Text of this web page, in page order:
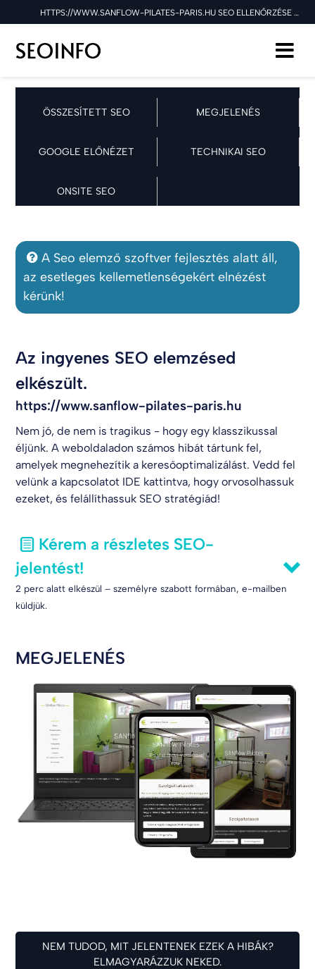
HTTPS://WWW.SANFLOW-PILATES-PARIS.HU SEO ELLENŐRZÉSE A 2025.09.28 NAPON
ÖSSZESÍTETT SEO MEGJELENÉS
GOOGLE ELŐNÉZET TECHNIKAI SEO
ONSITE SEO
A Seo elemző szoftver fejlesztés alatt áll,
az esetleges kellemetlenségekért elnézést
kérünk!
Az ingyenes SEO elemzésed
elkészült.
https://www.sanflow-pilates-paris.hu
Nem jó, de nem is tragikus - hogy egy klasszikussal
éljünk. A weboldaladon számos hibát tártunk fel,
amelyek megnehezítik a keresőoptimalizálást. Vedd fel
velünk a kapcsolatot IDE kattintva, hogy orvosolhassuk
ezeket, és felállíthassuk SEO stratégiád!
Kérem a részletes SEO-
jelentést!
2 perc alatt elkészül – személyre szabott formában, e-mailben
küldjük.
MEGJELENÉS
NEM TUDOD, MIT JELENTENEK EZEK A HIBÁK?
ELMAGYARÁZZUK NEKED.